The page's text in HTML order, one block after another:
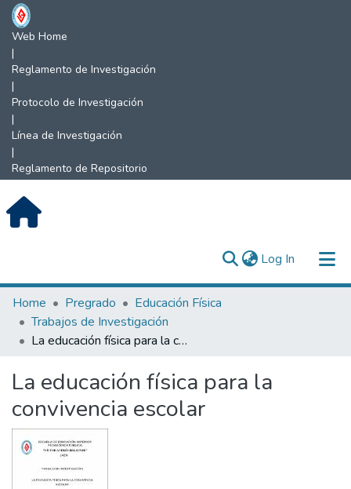
Web Home
|
Reglamento de Investigación
|
Protocolo de Investigación
|
Línea de Investigación
|
Reglamento de Repositorio
Log In (current)
Communities & Collections
All of DSpace
Home Pregrado
Educación Física
Trabajos de Investigación
La educación física para la convivencia escolar
La educación física para la
convivencia escolar